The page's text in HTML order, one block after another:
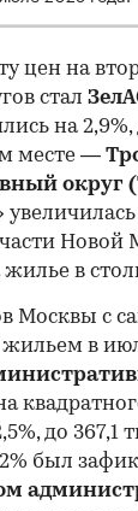
цен на
стал
на 2,9%,
месте —
округ
части
в
Москвы с
в
до 367,1
был